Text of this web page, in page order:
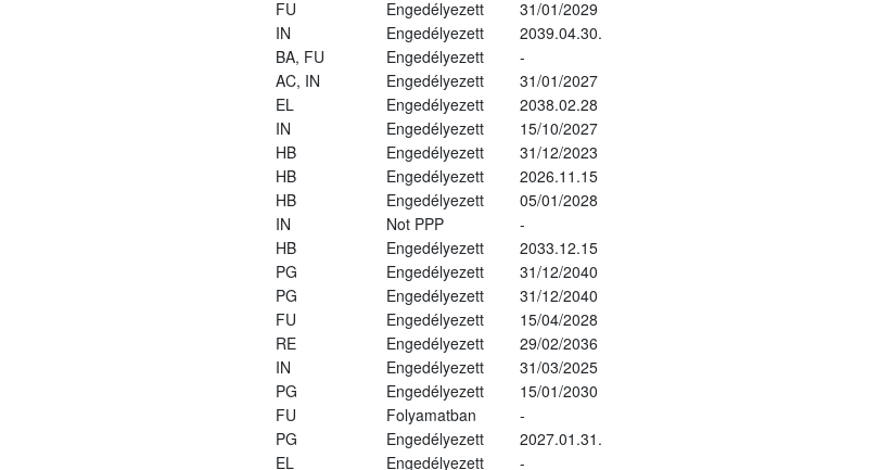
FU Engedélyezett
31/01/2029
IN Engedélyezett
2039.04.30.
BA, FU Engedélyezett
-
AC, IN Engedélyezett
31/01/2027
EL Engedélyezett
2038.02.28
IN Engedélyezett
15/10/2027
HB Engedélyezett
31/12/2023
HB Engedélyezett
2026.11.15
HB Engedélyezett
05/01/2028
IN Not PPP
-
HB Engedélyezett
2033.12.15
PG Engedélyezett
31/12/2040
PG Engedélyezett
31/12/2040
FU Engedélyezett
15/04/2028
RE Engedélyezett
29/02/2036
IN Engedélyezett
31/03/2025
PG Engedélyezett
15/01/2030
FU Folyamatban
-
PG Engedélyezett
2027.01.31.
EL Engedélyezett
-